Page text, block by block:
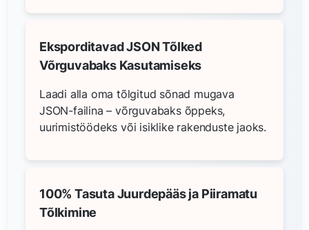
Eksporditavad JSON Tõlked
Võrguvabaks Kasutamiseks
Laadi alla oma tõlgitud sõnad mugava
JSON-failina – võrguvabaks õppeks,
uurimistöödeks või isiklike rakenduste jaoks.
100% Tasuta Juurdepääs ja Piiramatu
Tõlkimine